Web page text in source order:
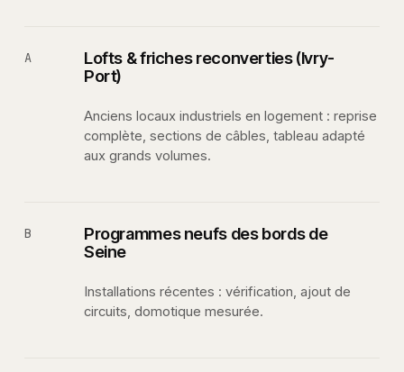
A
Lofts & friches reconverties (Ivry-
Port)
Anciens locaux industriels en logement : reprise
complète, sections de câbles, tableau adapté
aux grands volumes.
B
Programmes neufs des bords de
Seine
Installations récentes : vérification, ajout de
circuits, domotique mesurée.